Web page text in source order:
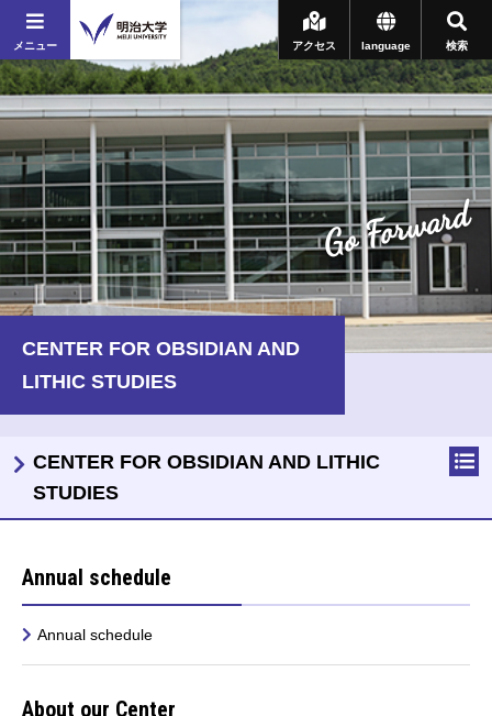
メニュー 検索
language
アクセス
Go Forward
CENTER FOR OBSIDIAN AND
LITHIC STUDIES
Annual schedule
Annual schedule
About our Center
CENTER FOR OBSIDIAN AND LITHIC
STUDIES